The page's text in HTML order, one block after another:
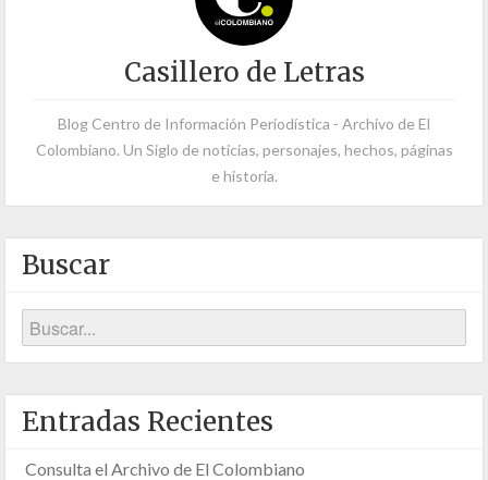
Casillero de Letras
Blog Centro de Información Periodística - Archivo de El
Colombiano. Un Siglo de noticias, personajes, hechos, páginas
e historia.
Buscar
Entradas Recientes
Consulta el Archivo de El Colombiano